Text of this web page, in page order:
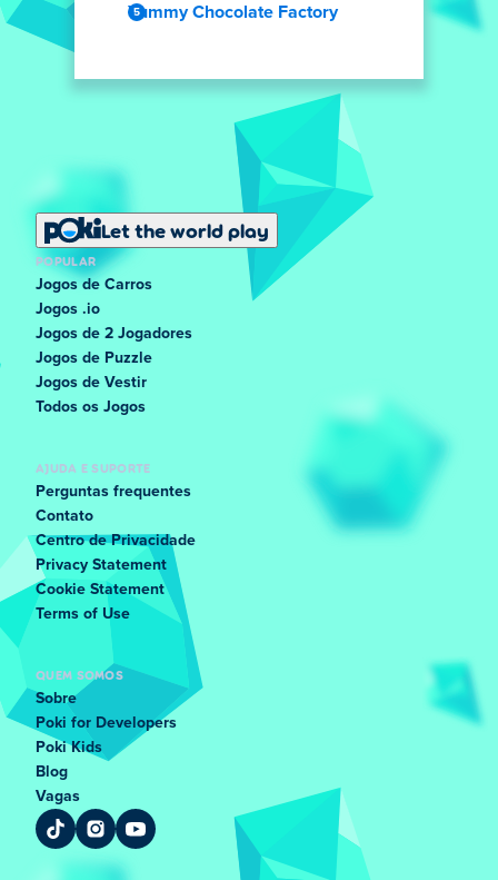
Yummy Chocolate Factory
Let the world play
POPULAR
Jogos de Carros
Jogos .io
Jogos de 2 Jogadores
Jogos de Puzzle
Jogos de Vestir
Todos os Jogos
AJUDA E SUPORTE
Perguntas frequentes
Contato
Centro de Privacidade
Privacy Statement
Cookie Statement
Terms of Use
QUEM SOMOS
Sobre
Poki for Developers
Poki Kids
Blog
Vagas